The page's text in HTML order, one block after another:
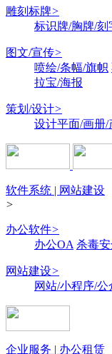
雕刻标牌>
标识牌/胸牌/刻
图文/宣传>
喷绘/条幅/旗帜
拉宝/海报
策划/设计>
设计平面/画册/
软件系统 | 网站建设
>
办公软件>
办公OA 杀毒
网站建设>
网站/小程序/公
企业服务 | 办公租赁